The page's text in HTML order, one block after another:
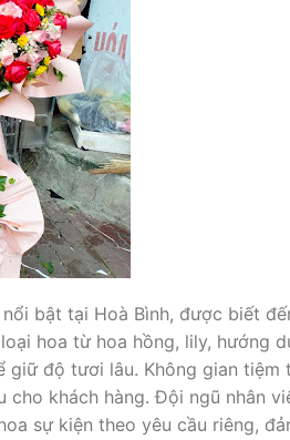
bật tại Hoà Bình, được biết
hoa từ hoa hồng, lily, hướng
độ tươi lâu. Không gian
khách hàng. Đội ngũ nhân
sự kiện theo yêu cầu riêng,